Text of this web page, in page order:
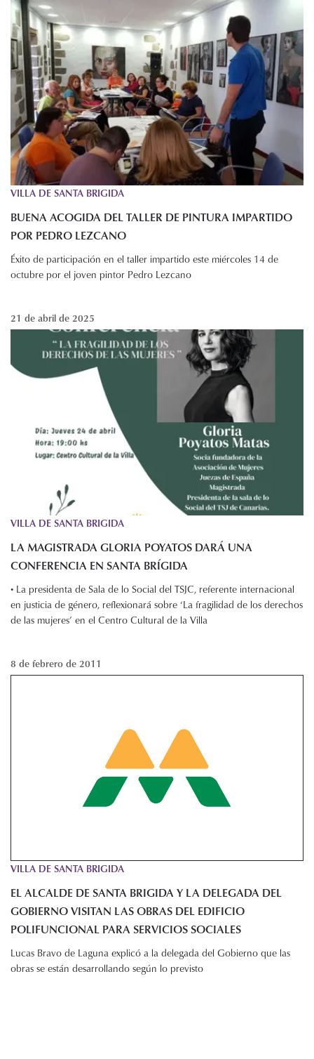
VILLA DE SANTA BRIGIDA
BUENA ACOGIDA DEL TALLER DE PINTURA IMPARTIDO
POR PEDRO LEZCANO
Éxito de participación en el taller impartido este miércoles 14 de
octubre por el joven pintor Pedro Lezcano
21 de abril de 2025
VILLA DE SANTA BRIGIDA
LA MAGISTRADA GLORIA POYATOS DARÁ UNA
CONFERENCIA EN SANTA BRÍGIDA
• La presidenta de Sala de lo Social del TSJC, referente internacional
en justicia de género, reflexionará sobre ‘La fragilidad de los derechos
de las mujeres’ en el Centro Cultural de la Villa
8 de febrero de 2011
VILLA DE SANTA BRIGIDA
EL ALCALDE DE SANTA BRIGIDA Y LA DELEGADA DEL
GOBIERNO VISITAN LAS OBRAS DEL EDIFICIO
POLIFUNCIONAL PARA SERVICIOS SOCIALES
Lucas Bravo de Laguna explicó a la delegada del Gobierno que las
obras se están desarrollando según lo previsto